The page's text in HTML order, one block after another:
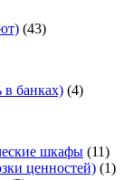
(43)
банках) (4)
шкафы (11)
ценностей) (1)